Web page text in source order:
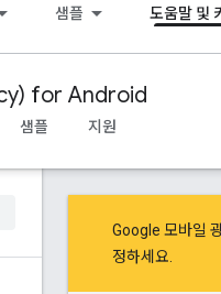
샘플 도움말 및
for Android
샘플 지원
Google 모바일
정하세요.